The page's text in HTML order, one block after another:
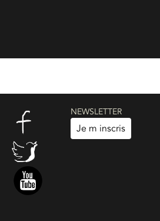
NEWSLETTER
Je m inscris